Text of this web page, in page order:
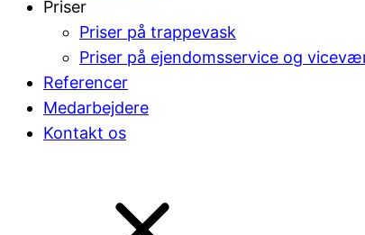
Priser
Priser på trappevask
Priser på ejendomsservice og
Referencer
Medarbejdere
Kontakt os